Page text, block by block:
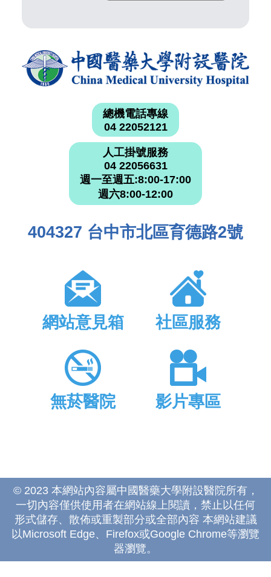
總機電話專線
04 22052121
人工掛號服務
04 22056631
週一至週五:8:00-17:00
週六8:00-12:00
404327 台中市北區育德路2號
網站意見箱 社區服務
無菸醫院 影片專區
© 2023 本網站內容屬中國醫藥大學附設醫院所有，
一切內容僅供使用者在網站線上閱讀，禁止以任何
形式儲存、散佈或重製部分或全部內容 本網站建議
以Microsoft Edge、Firefox或Google Chrome等瀏覽
器瀏覽。